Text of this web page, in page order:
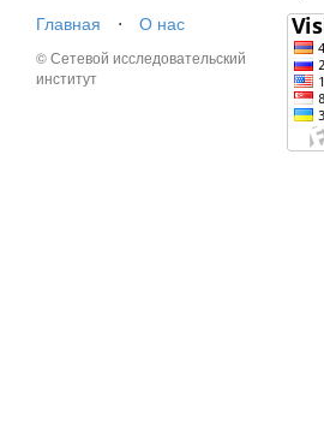
Главная
⋅ О нас
© Сетевой исследовательский
институт